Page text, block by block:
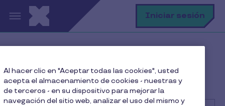
Pasar al contenido principal Iniciar sesión
Administrando mi cuenta Pluxee
¿Perdí mi clave, cómo la recupero?
Al hacer clic en "Aceptar todas las cookies", usted
acepta el almacenamiento de cookies - nuestras y
de terceros - en su dispositivo para mejorar la
navegación del sitio web, analizar el uso del mismo y